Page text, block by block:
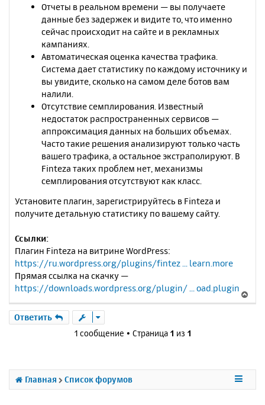
Отчеты в реальном времени — вы получаете
данные без задержек и видите то, что именно
сейчас происходит на сайте и в рекламных
кампаниях.
Автоматическая оценка качества трафика.
Система дает статистику по каждому источнику и
вы увидите, сколько на самом деле ботов вам
налили.
Отсутствие семплирования. Известный
недостаток распространенных сервисов —
аппроксимация данных на больших объемах.
Часто такие решения анализируют только часть
вашего трафика, а остальное экстраполируют. В
Finteza таких проблем нет, механизмы
семплирования отсутствуют как класс.
Установите плагин, зарегистрируйтесь в Finteza и
получите детальную статистику по вашему сайту.
Ссылки:
Плагин Finteza на витрине WordPress:
https://ru.wordpress.org/plugins/fintez ... learn.more
Прямая ссылка на скачку —
https://downloads.wordpress.org/plugin/ ... oad.plugin
е
с
Ответить
1 сообщение • Страница 1 из 1
Главная Список форумов